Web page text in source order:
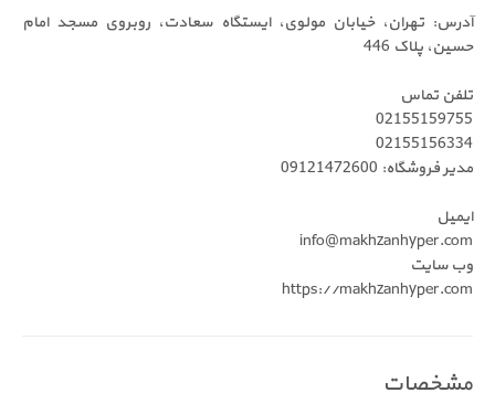
خیابان مولوی، ایستگاه سعادت، روبروی مسجد امام
https://